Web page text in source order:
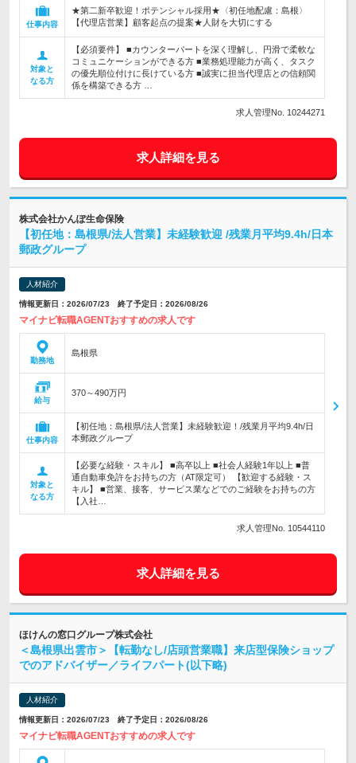
仕事内容
★第二新卒歓迎！ポテンシャル採用★〈初任地配慮：島根〉
【代理店営業】顧客起点の提案★人財を大切にする
対象と
なる方
【必須要件】 ■カウンターパートを深く理解し、円滑で柔軟な
コミュニケーションができる方 ■業務処理能力が高く、タスク
の優先順位付けに長けている方 ■誠実に担当代理店との信頼関
係を構築できる方 …
求人管理No. 10244271
求人詳細を見る
株式会社かんぽ生命保険
【初任地：島根県/法人営業】未経験歓迎 /残業月平均9.4h/日本
郵政グループ
人材紹介
情報更新日：2026/07/23 終了予定日：2026/08/26
マイナビ転職AGENTおすすめの求人です
勤務地
島根県
給与
370～490万円
仕事内容
【初任地：島根県/法人営業】未経験歓迎！/残業月平均9.4h/日
本郵政グループ
対象と
なる方
【必要な経験・スキル】 ■高卒以上 ■社会人経験1年以上 ■普
通自動車免許をお持ちの方（AT限定可） 【歓迎する経験・ス
キル】 ■営業、接客、サービス業などでのご経験をお持ちの方
【入社…
求人管理No. 10544110
求人詳細を見る
ほけんの窓口グループ株式会社
＜島根県出雲市＞【転勤なし/店頭営業職】来店型保険ショップ
でのアドバイザー／ライフパート(以下略)
人材紹介
情報更新日：2026/07/23 終了予定日：2026/08/26
マイナビ転職AGENTおすすめの求人です